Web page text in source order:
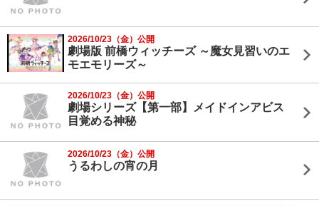
2026/10/23（金）公開
劇場版 前橋ウィッチーズ ～魔女見習いのエ
モエモリーズ～
2026/10/23（金）公開
劇場シリーズ【第一部】メイドインアビス
目覚める神秘
2026/10/23（金）公開
うるわしの宵の月